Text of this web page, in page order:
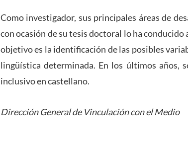
Como investigador, sus principales áreas de
con ocasión de su tesis doctoral lo ha
objetivo es la identificación de las posibles
lingüística determinada. En los últimos años,
inclusivo en castellano.
Dirección General de Vinculación con el Medio